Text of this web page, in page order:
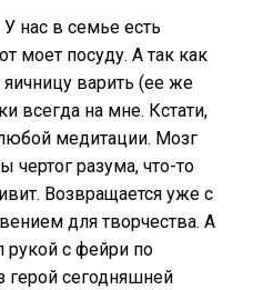
нас в семье есть
моет посуду. А так как
варить (ее же
всегда на мне. Кстати,
медитации. Мозг
чертог разума, что-то
Возвращается уже с
для творчества. А
с фейри по
герой сегодняшней